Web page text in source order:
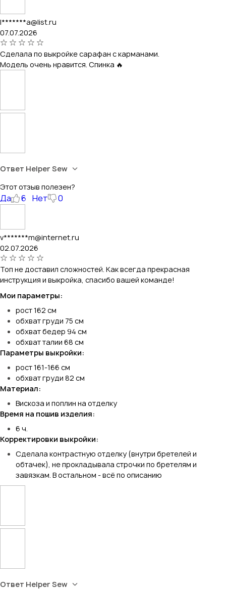
l*******a@list.ru
07.07.2026
Сделала по выкройке сарафан с карманами.
Модель очень нравится. Спинка 🔥
Ответ Helper Sew
Этот отзыв полезен?
Да 6 Нет 0
v*******m@internet.ru
02.07.2026
Топ не доставил сложностей. Как всегда прекрасная
инструкция и выкройка, спасибо вашей команде!
Мои параметры:
рост 162 см
обхват груди 75 см
обхват бедер 94 см
обхват талии 68 см
Параметры выкройки:
рост 161-166 см
обхват груди 82 см
Материал:
Вискоза и поплин на отделку
Время на пошив изделия:
6 ч.
Корректировки выкройки:
Сделала контрастную отделку (внутри бретелей и
обтачек), не прокладывала строчки по бретелям и
завязкам. В остальном - всё по описанию
Ответ Helper Sew